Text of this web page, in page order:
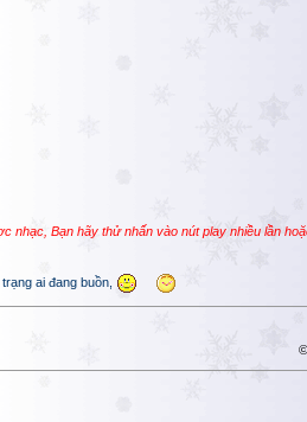
nhạc, Bạn hãy thử nhấn vào nút play nhiều lần
ai đang buồn,